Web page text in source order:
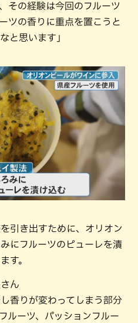
その経験は今回のフルーツ
ツの香りに重点を置こうと
と思います」
引き出すために、オリオン
にフルーツのピューレを漬
す。
ん
香りが変わってしまう部分
ルーツ、パッションフルー